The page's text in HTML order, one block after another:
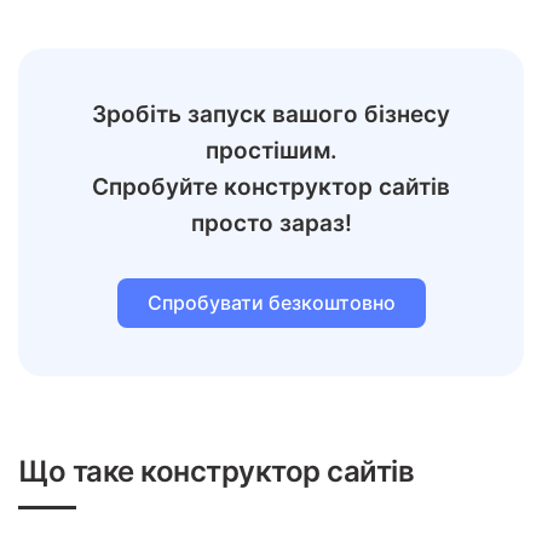
Зробіть запуск вашого бізнесу
простішим.
Спробуйте конструктор сайтів
просто зараз!
Спробувати безкоштовно
Що таке конструктор сайтів